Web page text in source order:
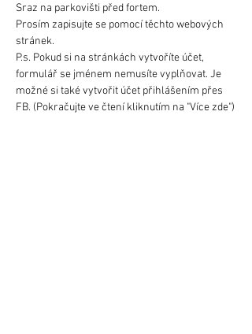
Sraz na parkovišti před fortem.
Prosím zapisujte se pomocí těchto webových
stránek.
P.s. Pokud si na stránkách vytvoříte účet,
formulář se jménem nemusíte vyplňovat. Je
možné si také vytvořit účet přihlášením přes
FB. (Pokračujte ve čtení kliknutím na "Více zde")